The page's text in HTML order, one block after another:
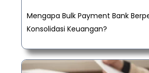
Mengapa Bulk Payment Bank
Konsolidasi Keuangan?